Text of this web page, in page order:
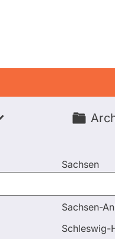
Sachsen
Sachsen-
Schleswig-